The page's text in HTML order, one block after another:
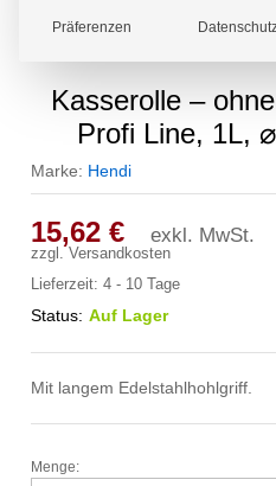
Kasserolle –
Profi Line, 1L,
Marke: Hendi
15,62€ exkl. MwSt.
zzgl.Versandkosten
Lieferzeit:4 - 10 Tage
Status: Auf Lager
Mit langem Edelstahlhohlgriff.
Kasserolle
Menge:
Präferenzen